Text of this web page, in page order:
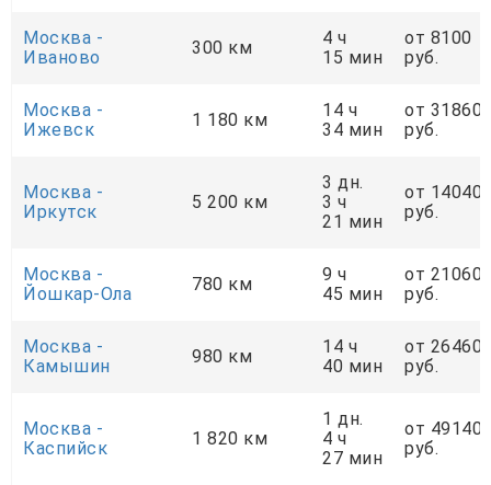
Москва -
Иваново
300 км
4 ч
15 мин
от 8100
руб.
Москва -
Ижевск
1 180 км
14 ч
34 мин
от 31860
руб.
Москва -
Иркутск
5 200 км
3 дн.
3 ч
21 мин
от
руб.
Москва -
Йошкар-Ола
780 км
9 ч
45 мин
от 21060
руб.
Москва -
Камышин
980 км
14 ч
40 мин
от 26460
руб.
Москва -
Каспийск
1 820 км
1 дн.
4 ч
27 мин
от 49140
руб.